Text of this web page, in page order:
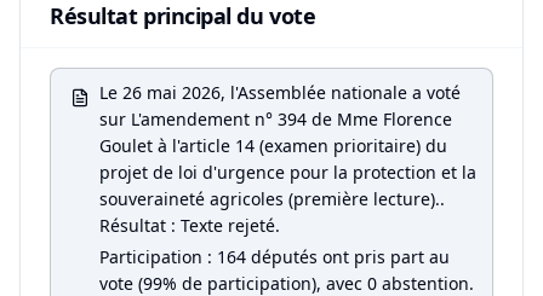
Résultat principal du vote
Le 26 mai 2026, l'Assemblée nationale a voté
sur L'amendement n° 394 de Mme Florence
Goulet à l'article 14 (examen prioritaire) du
projet de loi d'urgence pour la protection et la
souveraineté agricoles (première lecture)..
Résultat : Texte rejeté.
Participation : 164 députés ont pris part au
vote (99% de participation), avec 0 abstention.